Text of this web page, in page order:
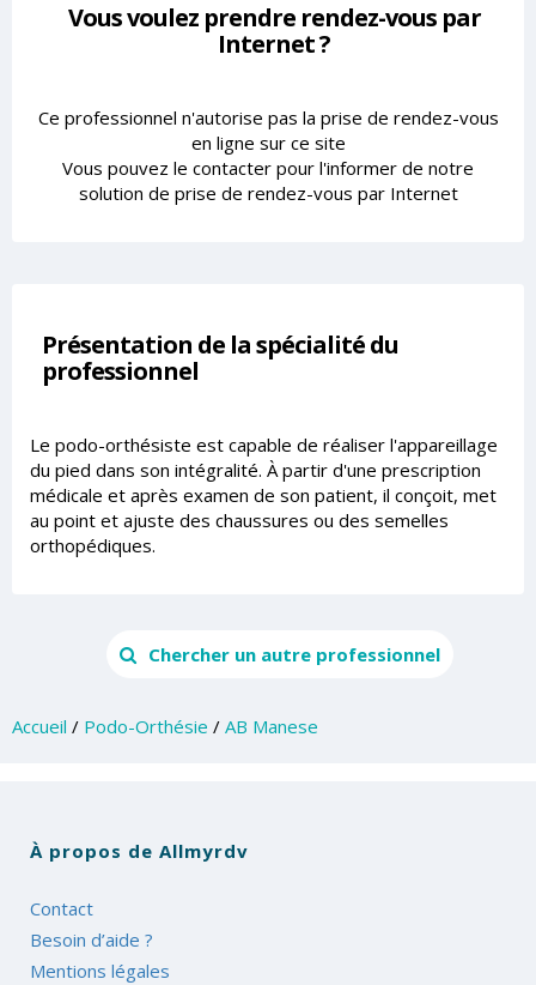
Vous voulez prendre rendez-vous par
Internet ?
Ce professionnel n'autorise pas la prise de rendez-vous
en ligne sur ce site
Vous pouvez le contacter pour l'informer de notre
solution de prise de rendez-vous par Internet
Présentation de la spécialité du
professionnel
Le podo-orthésiste est capable de réaliser l'appareillage
du pied dans son intégralité. À partir d'une prescription
médicale et après examen de son patient, il conçoit, met
au point et ajuste des chaussures ou des semelles
orthopédiques.
Chercher un autre professionnel
Accueil / Podo-Orthésie / AB Manese
À propos de Allmyrdv
Contact
Besoin d’aide ?
Mentions légales